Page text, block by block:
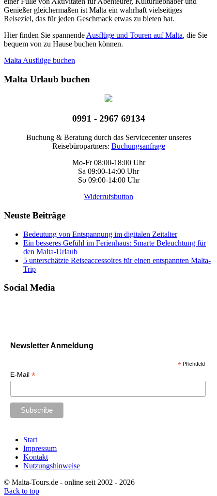
Genießer gleichermaßen ist Malta ein wahrhaft vielseitiges
Reiseziel, das für jeden Geschmack etwas zu bieten hat.
Hier finden Sie spannende Ausflüge und Touren auf Malta, die Sie
bequem von zu Hause buchen können.
Malta Ausflüge buchen
Malta Urlaub buchen
0991 - 2967 69134
Buchung & Beratung durch das Servicecenter unseres
Reisebüropartners: Buchungsanfrage
Mo-Fr 08:00-18:00 Uhr
Sa 09:00-14:00 Uhr
So 09:00-14:00 Uhr
Widerrufsbutton
Neuste Beiträge
Bedeutung von Entspannung im digitalen Zeitalter
Ein besseres Gefühl im Ferienhaus: Smarte Beleuchtung für
den Malta-Urlaub
5 unterschätzte Reiseaccessoires für einen entspannten Malta-
Trip
Social Media
Newsletter Anmeldung
* Pflichtfeld
E-Mail *
Start
Impressum
Kontakt
Nutzungshinweise
© Malta-Tours.de - online seit 2002 - 2026
Back to top